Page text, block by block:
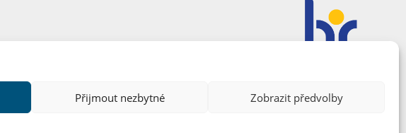
Přijmout nezbytné Zobrazit předvolby